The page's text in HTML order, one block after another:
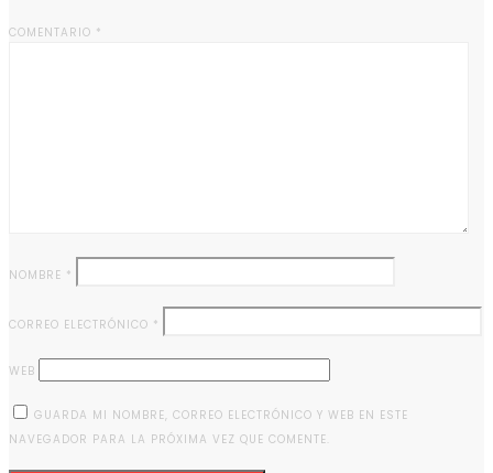
COMENTARIO *
NOMBRE *
CORREO ELECTRÓNICO *
WEB
GUARDA MI NOMBRE, CORREO ELECTRÓNICO Y WEB EN ESTE
NAVEGADOR PARA LA PRÓXIMA VEZ QUE COMENTE.